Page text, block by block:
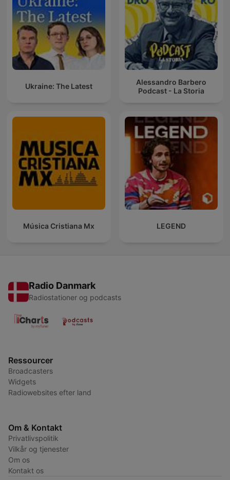
Ukraine: The Latest
Alessandro Barbero
Podcast - La Storia
Música Cristiana Mx LEGEND
Radio Danmark
Radiostationer og podcasts
Ressourcer
Broadcasters
Widgets
Radiowebsites efter land
Om & Kontakt
Privatlivspolitik
Vilkår og tjenester
Om os
Kontakt os